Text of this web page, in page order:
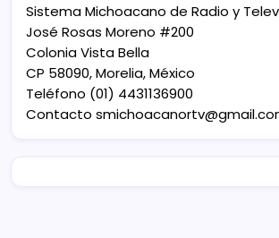
Sistema Michoacano de Radio y
José Rosas Moreno #200
Colonia Vista Bella
CP 58090, Morelia, México
Teléfono (01) 4431136900
Contacto